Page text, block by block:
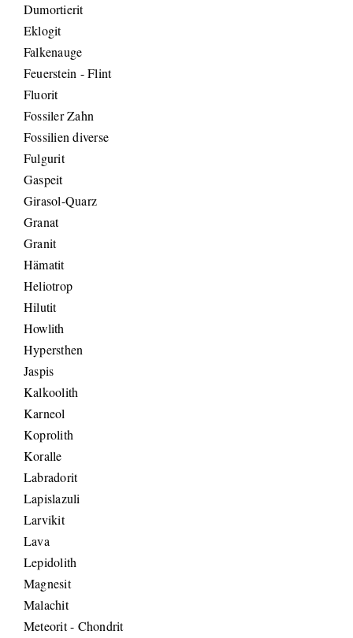
Dumortierit
Eklogit
Falkenauge
Feuerstein - Flint
Fluorit
Fossiler Zahn
Fossilien diverse
Fulgurit
Gaspeit
Girasol-Quarz
Granat
Granit
Hämatit
Heliotrop
Hilutit
Howlith
Hypersthen
Jaspis
Kalkoolith
Karneol
Koprolith
Koralle
Labradorit
Lapislazuli
Larvikit
Lava
Lepidolith
Magnesit
Malachit
Meteorit - Chondrit